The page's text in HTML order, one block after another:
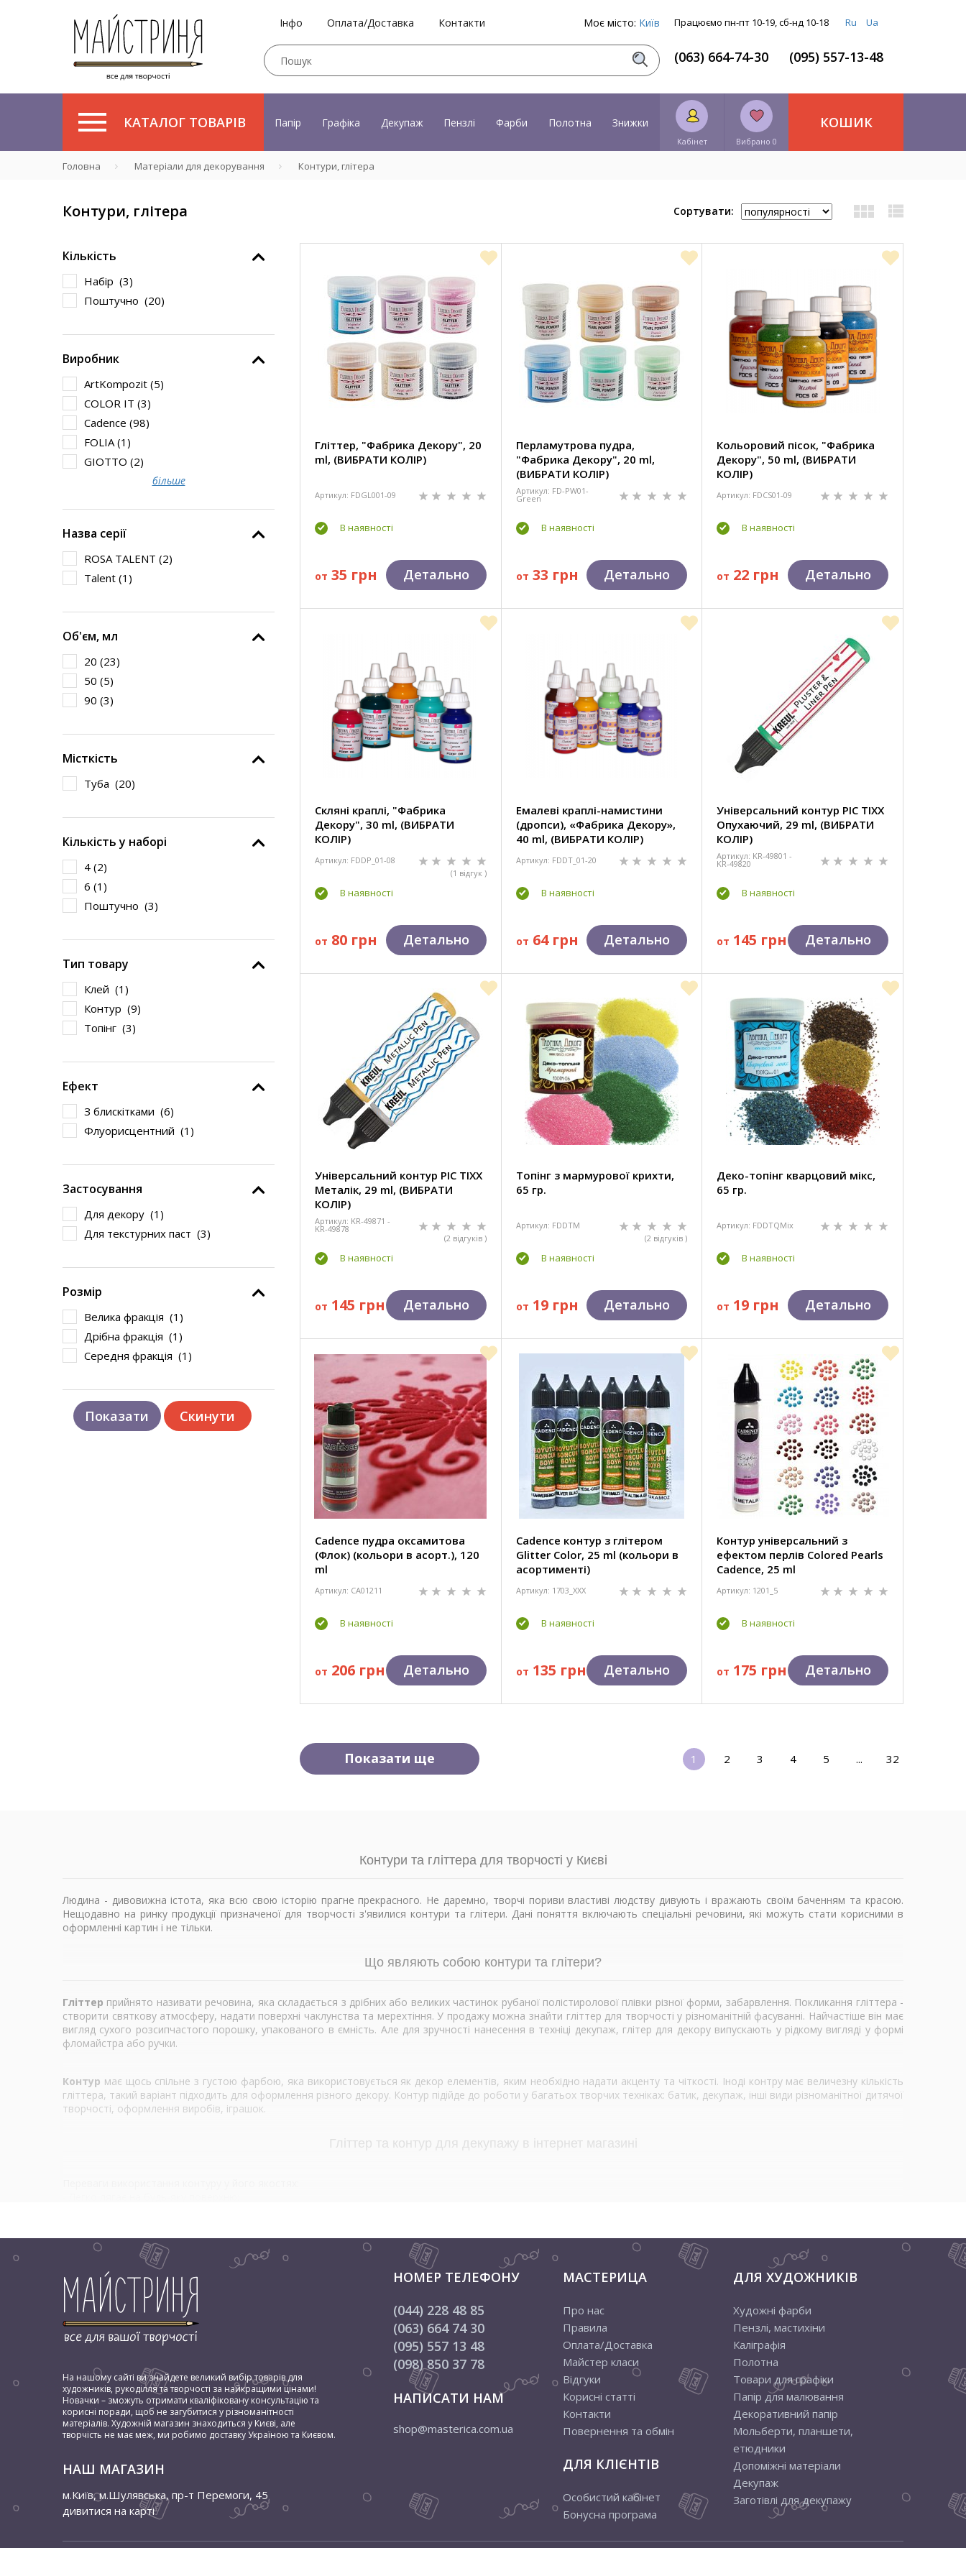
Інфо Оплата/Доставка Контакти Моє місто: Київ Працюємо пн-пт 10-19, сб-нд 10-18 Ru Ua
(063) 664-74-30 (095) 557-13-48
КАТАЛОГ ТОВАРІВ Папір Графіка Декупаж Пензлі Фарби Полотна Знижки
Кабінет Вибрано 0
КОШИК
Головна Матеріали для декорування Контури, глітера
Контури, глітера Сортувати:
Кількість
Набір (3)
Поштучно (20)
Виробник
ArtKompozit (5)
COLOR IT (3)
Cadence (98)
FOLIA (1 )
GIOTTO (2)
більше
Назва серії
ROSA TALENT (2)
Talent (1 )
Об'єм, мл
20 (23)
50 (5)
90 (3)
Місткість
Туба (20)
Кількість у наборі
4 (2)
6 (1 )
Поштучно (3)
Тип товару
Клей (1 )
Контур (9)
Топінг (3)
Ефект
З блискітками (6)
Флуорисцентний (1 )
Застосування
Для декору (1 )
Для текстурних паст (3)
Розмір
Велика фракція (1 )
Дрібна фракція (1 )
Середня фракція (1 )
Гліттер, "Фабрика Декору", 20
ml, (ВИБРАТИ КОЛІР)
Артикул: FDGL001-09
В наявності
от 35 грн Детально
Перламутрова пудра,
"Фабрика Декору", 20 ml,
(ВИБРАТИ КОЛІР)
Артикул: FD-PW01-
Green
В наявності
от 33 грн Детально
Кольоровий пісок, "Фабрика
Декору", 50 ml, (ВИБРАТИ
КОЛІР)
Артикул: FDCS01-09
В наявності
от 22 грн Детально
Скляні краплі, "Фабрика
Декору", 30 ml, (ВИБРАТИ
КОЛІР)
Артикул: FDDP_01-08
(1 відгук )
В наявності
от 80 грн Детально
Емалеві краплі-намистини
(дропси), «Фабрика Декору»,
40 ml, (ВИБРАТИ КОЛІР)
Артикул: FDDT_01-20
В наявності
от 64 грн Детально
Універсальний контур PIC TIXX
Опухаючий, 29 ml, (ВИБРАТИ
КОЛІР)
Артикул: KR-49801 -
KR-49820
В наявності
от 145 грн Детально
Універсальний контур PIC TIXX
Металік, 29 ml, (ВИБРАТИ
КОЛІР)
Артикул: KR-49871 -
KR-49878
(2 відгуків )
В наявності
от 145 грн Детально
Топінг з мармурової крихти,
65 гр.
Артикул: FDDTM
(2 відгуків )
В наявності
от 19 грн Детально
Деко-топінг кварцовий мікс,
65 гр.
Артикул: FDDTQMix
В наявності
от 19 грн Детально
Cadence пудра оксамитова
(Флок) (кольори в асорт.), 120
ml
Артикул: CA01211
В наявності
от 206 грн Детально
Cadence контур з глітером
Glitter Color, 25 ml (кольори в
асортименті)
Артикул: 1703_XXX
В наявності
от 135 грн Детально
Контур універсальний з
ефектом перлів Colored Pearls
Cadence, 25 ml
Артикул: 1201_5
В наявності
от 175 грн Детально
Показати ще 1 2 3 4 5 ... 32
Контури та гліттера для творчості у Києві
Людина - дивовижна істота, яка всю свою історію прагне прекрасного. Не даремно, творчі пориви властиві людству дивують і вражають своїм баченням та красою.
Нещодавно на ринку продукції призначеної для творчості з'явилися контури та глітери. Дані поняття включають спеціальні речовини, які можуть стати корисними в
оформленні картин і не тільки.
Що являють собою контури та глітери?
Гліттер прийнято називати речовина, яка складається з дрібних або великих частинок рубаної полістиролової плівки різної форми, забарвлення. Покликання гліттера -
створити святкову атмосферу, надати поверхні чаклунства та мерехтіння. У продажу можна знайти гліттер для творчості у різноманітній фасуванні. Найчастіше він має
вигляд сухого розсипчастого порошку, упакованого в ємність. Але для зручності нанесення в техніці декупаж, глітер для декору випускають у рідкому вигляді у формі
фломайстра або ручки.
Контур має щось спільне з густою фарбою, яка використовується як декор елементів, яким необхідно надати акценту та чіткості. Іноді контру має величезну кількість
гліттера, такий варіант підходить для оформлення різного декору. Контур підійде до роботи у багатьох творчих техніках: батик, декупаж, інші види різноманітної дитячої
творчості, оформлення виробів, іграшок.
Гліттер та контур для декупажу в інтернет магазині
- Універсальний.
Часто контури для декупажу виробляються у спеціальних тубах, об'ємом 20 мл. Гострий та тонкий носик, яким оснащена упаковка контуру, дає можливість чітко та
рівно наносити малюнок або орнамент на поверхню. Контур на поверхні дає можливість створити цікавий та неповторний малюнок, який має об'єм і може бути
виконаний у різній тематиці та інтерпретації. В інтернет-магазині можна придбати різні контури та глітери, є кольорові та прозорі варіанти, які, безперечно, стануть
прикрасою.
На нашому сайті ви знайдете великий вибір товарів для
художників, рукоділля та творчості за найкращими цінами!
Новачки – зможуть отримати кваліфіковану консультацію та
корисні поради, щоб не загубитися у різноманітності
матеріалів. Художній магазин знаходиться у Києві, але
творчість не має меж, ми робимо доставку Україною та Києвом.
НАШ МАГАЗИН
м.Київ, м.Шулявська, пр-т Перемоги, 45
дивитися на карті
НОМЕР ТЕЛЕФОНУ
(044) 228 48 85
(063) 664 74 30
(095) 557 13 48
(098) 850 37 78
НАПИСАТИ НАМ
shop@masterica.com.ua
МАСТЕРИЦА
Про нас
Правила
Оплата/Доставка
Майстер класи
Відгуки
Корисні статті
Контакти
Повернення та обмін
ДЛЯ КЛІЄНТІВ
Особистий кабінет
Бонусна програма
ДЛЯ ХУДОЖНИКІВ
Художні фарби
Пензлі, мастихіни
Каліграфія
Полотна
Товари для графіки
Папір для малювання
Декоративний папір
Мольберти, планшети,
етюдники
Допоміжні матеріали
Декупаж
Заготівлі для декупажу